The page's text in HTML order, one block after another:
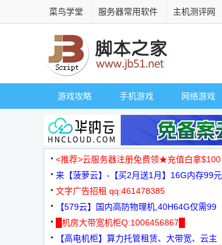
菜鸟学堂 服务器常用软件 主机测评网
游戏攻略 手机游戏 网络游戏
<推荐>云服务器注册免费领★充值白拿$100
来【菠萝云】-【买2月送1月】16G内存99元
文字广告招租 qq:461478385
【579云】国内高防物理机,40H64G仅需99
元
█机房大带宽机柜Q:1006456867█
【高电机柜】算力托管租赁、大带宽、云主